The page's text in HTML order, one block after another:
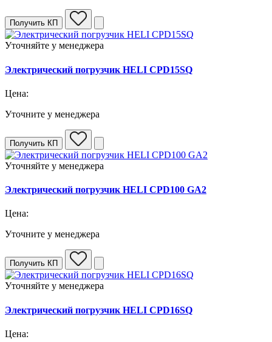
Получить КП
Уточняйте у менеджера
Электрический погрузчик HELI CPD15SQ
Цена:
Уточните у менеджера
Получить КП
Уточняйте у менеджера
Электрический погрузчик HELI CPD100 GA2
Цена:
Уточните у менеджера
Получить КП
Уточняйте у менеджера
Электрический погрузчик HELI CPD16SQ
Цена: